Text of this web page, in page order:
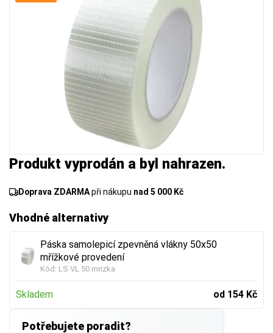
Produkt vyprodán a byl nahrazen.
Doprava ZDARMApři nákupu nad 5 000 Kč
Vhodné alternativy
Páska samolepicí zpevněná vlákny 50x50
mřížkové provedení
Kód: LS VL 50 mrizka
Skladem od 154 Kč
Potřebujete poradit?